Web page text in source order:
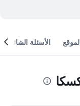
الأسئلة الشائعة